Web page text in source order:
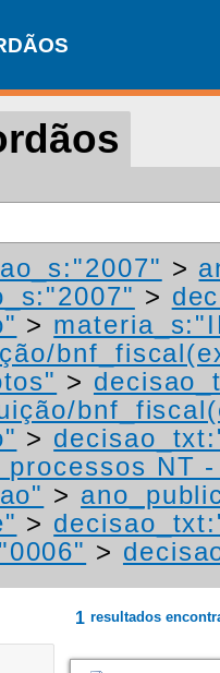
>
>
>
>
>
processos NT
>
>
>
1 resultados